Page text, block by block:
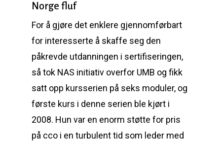
Norge fluf
For å gjøre det enklere gjennomførbart
for interesserte å skaffe seg den
påkrevde utdanningen i sertifiseringen,
så tok NAS initiativ overfor UMB og fikk
satt opp kursserien på seks moduler, og
første kurs i denne serien ble kjørt i
2008. Hun var en enorm støtte for pris
på cco i en turbulent tid som leder med